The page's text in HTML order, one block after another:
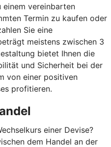
einem vereinbarten
Termin zu kaufen oder
Sie eine
meistens zwischen 3
bietet Ihnen die
und Sicherheit bei der
von einer positiven
profitieren.
einer Devise?
dem Handel an der